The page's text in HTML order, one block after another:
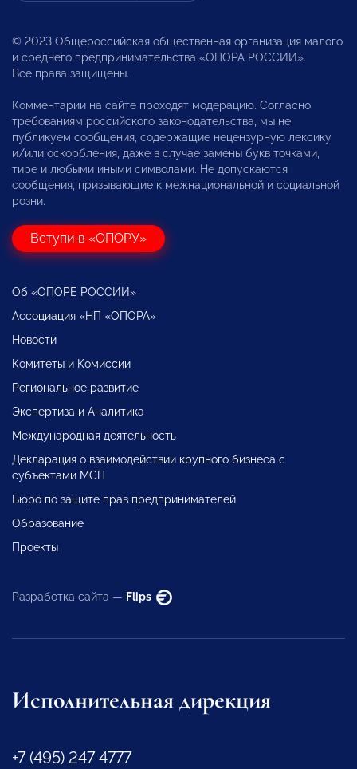
© 2023 Общероссийская общественная организация малого
и среднего предпринимательства «ОПОРА РОССИИ».
Все права защищены.
Комментарии на сайте проходят модерацию. Согласно
требованиям российского законодательства, мы не
публикуем сообщения, содержащие нецензурную лексику
и/или оскорбления, даже в случае замены букв точками,
тире и любыми иными символами. Не допускаются
сообщения, призывающие к межнациональной и социальной
розни.
Вступи в «ОПОРУ»
Об «ОПОРЕ РОССИИ»
Ассоциация «НП «ОПОРА»
Новости
Комитеты и Комиссии
Региональное развитие
Экспертиза и Аналитика
Международная деятельность
Декларация о взаимодействии крупного бизнеса с
субъектами МСП
Бюро по защите прав предпринимателей
Образование
Проекты
Разработка сайта — Flips
Исполнительная дирекция
+7 (495) 247 4777